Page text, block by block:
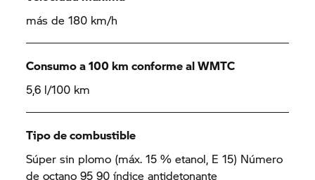
más de 180 km/h
Consumo a 100 km conforme al WMTC
5,6 l/100 km
Tipo de combustible
Súper sin plomo (máx. 15 % etanol, E 15) Número
de octano 95 90 índice antidetonante